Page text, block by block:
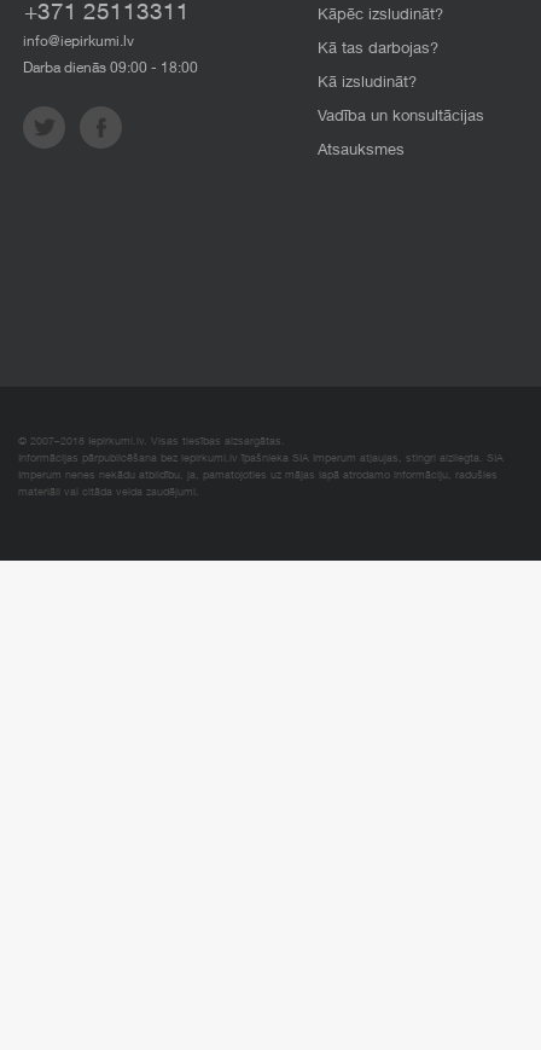
+371 25113311
info@iepirkumi.lv
Darba dienās 09:00 - 18:00
Kāpēc izsludināt?
Kā tas darbojas?
Kā izsludināt?
Vadība un konsultācijas
Atsauksmes
© 2007–2018 Iepirkumi.lv. Visas tiesības aizsargātas.
Informācijas pārpublicēšana bez iepirkumi.lv īpašnieka SIA Imperum atļaujas, stingri aizliegta. SIA
Imperum nenes nekādu atbildību, ja, pamatojoties uz mājas lapā atrodamo informāciju, radušies
materiāli vai citāda veida zaudējumi.